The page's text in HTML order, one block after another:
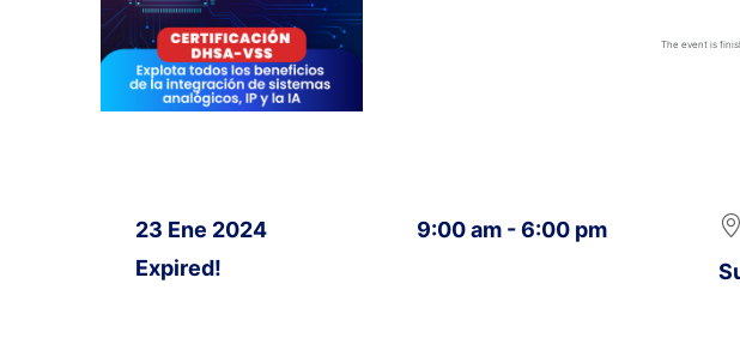
The event is
23 Ene 2024
Expired!
9:00 am - 6:00 pm